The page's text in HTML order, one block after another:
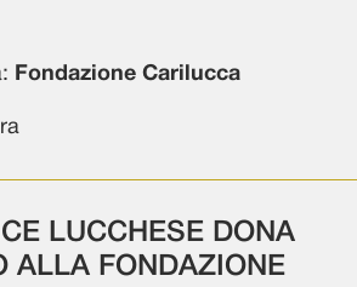
Fondazione Carilucca
LUCCHESE DONA
ALLA FONDAZIONE